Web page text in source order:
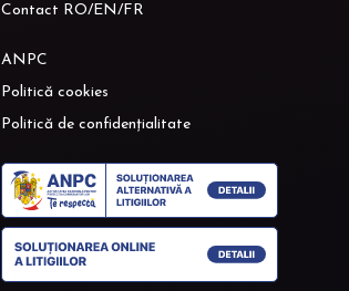
Contact RO/EN/FR
ANPC
Politică cookies
Politică de confidențialitate